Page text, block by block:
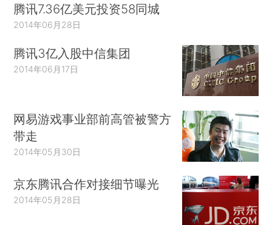
腾讯7.36亿美元投资58同城
2014年06月28日
腾讯3亿入股中信集团
2014年06月17日
网易游戏事业部前高管被警方
带走
2014年05月30日
京东腾讯合作对接细节曝光
2014年05月28日